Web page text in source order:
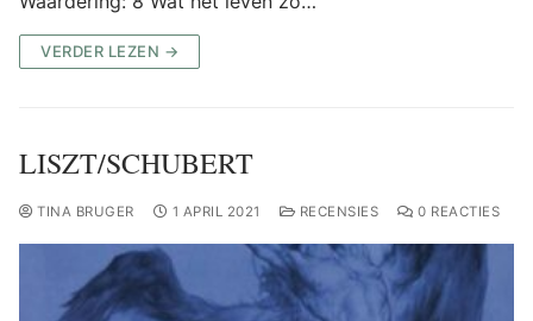
VERDER LEZEN →
LISZT/SCHUBERT
TINA BRUGER 1 APRIL 2021 RECENSIES 0 REACTIES